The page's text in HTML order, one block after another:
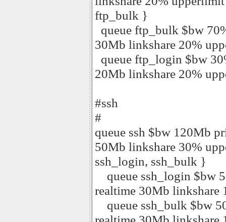
ftp_bulk }
queue ftp_bulk $bw
30Mb linkshare 20%
queue ftp_login $bw
20Mb linkshare 20%
#ssh
#
queue ssh $bw 120Mb
50Mb linkshare 30%
ssh_login, ssh_bulk }
queue ssh_login $bw
realtime 30Mb
queue ssh_bulk $bw